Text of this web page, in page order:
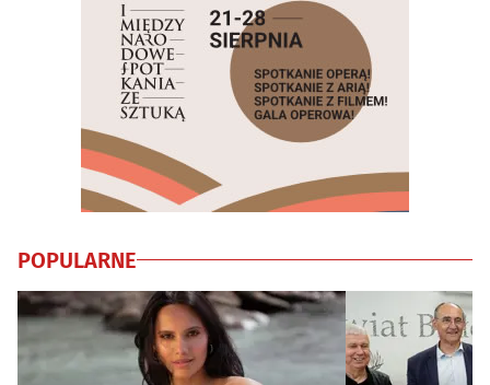
POPULARNE